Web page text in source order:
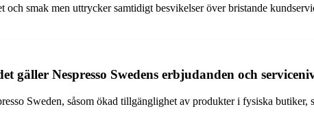
smak men uttrycker samtidigt besvikelser över bristande
Nespresso Swedens erbjudanden och
Sweden, såsom ökad tillgänglighet av produkter i fysiska butiker,